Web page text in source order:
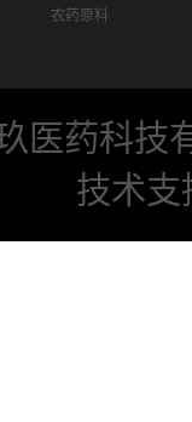
农药原料
医药科技
技术